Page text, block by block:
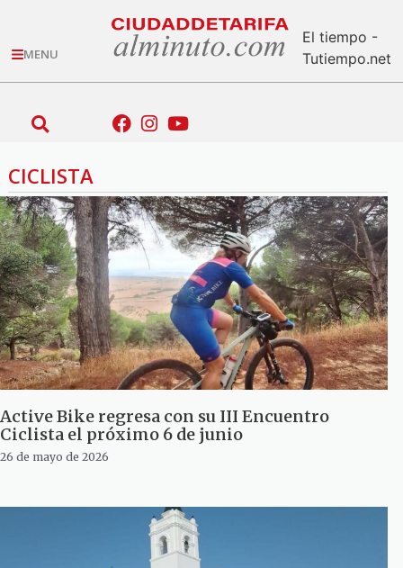
MENU
El tiempo -
Tutiempo.net
CICLISTA
Active Bike regresa con su III Encuentro
Ciclista el próximo 6 de junio
26 de mayo de 2026